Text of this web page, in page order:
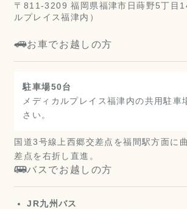
〒811-3209 福岡県福津市日蒔野5丁目
ルプレイス福津内）
お車でお越しの方
駐車場50台
メディカルプレイス福津内の共用駐車
さい。
国道3号線上西郷交差点を福間駅方面に
差点を右折し直進。
バスでお越しの方
JR九州バス